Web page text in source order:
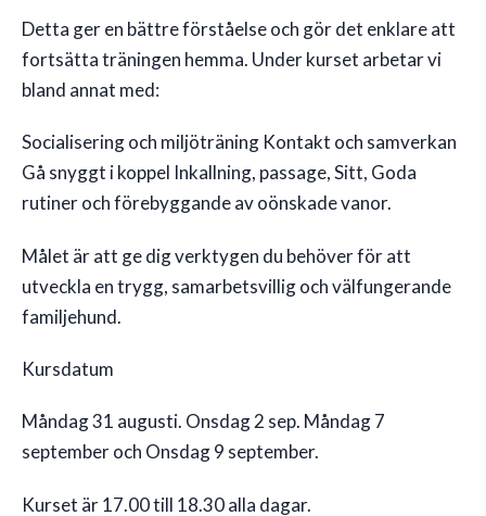
Detta ger en bättre förståelse och gör det enklare att
fortsätta träningen hemma. Under kurset arbetar vi
bland annat med:
Socialisering och miljöträning Kontakt och samverkan
Gå snyggt i koppel Inkallning, passage, Sitt, Goda
rutiner och förebyggande av oönskade vanor.
Målet är att ge dig verktygen du behöver för att
utveckla en trygg, samarbetsvillig och välfungerande
familjehund.
Kursdatum
Måndag 31 augusti. Onsdag 2 sep. Måndag 7
september och Onsdag 9 september.
Kurset är 17.00 till 18.30 alla dagar.